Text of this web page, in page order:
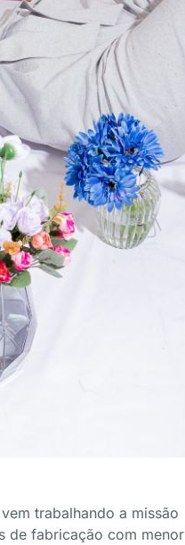
trabalhando a missão
de fabricação com menor